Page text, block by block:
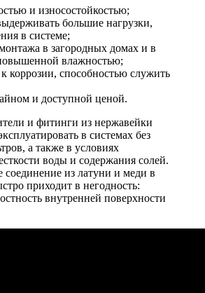
и износостойкостью;
большие нагрузки,
в системе;
в загородных домах и в
влажностью;
коррозии, способностью служить
и доступной ценой.
и фитинги из нержавейки
в системах без
а также в условиях
воды и содержания солей.
из латуни и меди в
приходит в негодность:
внутренней поверхности